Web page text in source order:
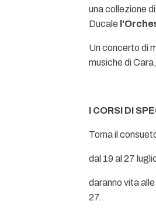
una collezione
Ducale
Un concerto di
musiche di
I CORSI DI
Torna il
dal 19 al 27
daranno vita
27.